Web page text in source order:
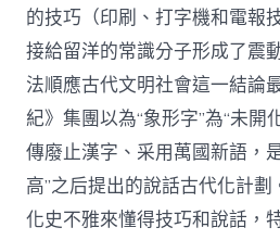
的技巧（印刷、打字機和電報
接給留洋的常識分子形成了震
法順應古代文明社會這一結論
紀》集團以為“象形字”為“未開
傳廢止漢字、采用萬國新語，
高”之后提出的說話古代化計
化史不雅來懂得技巧和說話，